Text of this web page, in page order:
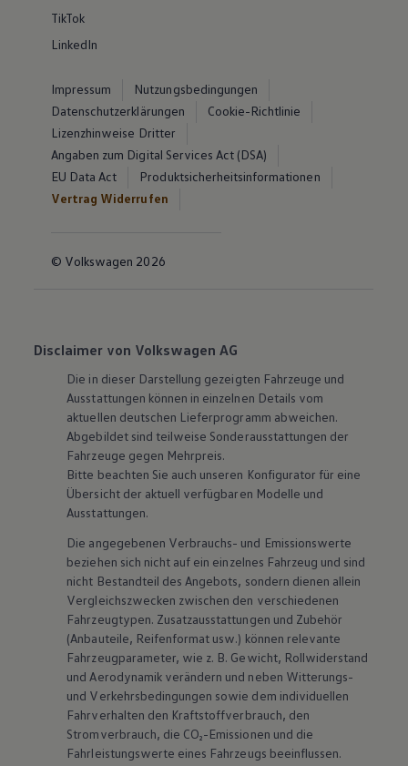
TikTok
LinkedIn
Impressum
Nutzungsbedingungen
Datenschutzerklärungen
Cookie-Richtlinie
Lizenzhinweise Dritter
Angaben zum Digital Services Act (DSA)
EU Data Act
Produktsicherheitsinformationen
Vertrag Widerrufen
© Volkswagen 2026
Disclaimer von Volkswagen AG
Die in dieser Darstellung gezeigten Fahrzeuge und
Ausstattungen können in einzelnen Details vom
aktuellen deutschen Lieferprogramm abweichen.
Abgebildet sind teilweise Sonderausstattungen der
Fahrzeuge gegen Mehrpreis.
Bitte beachten Sie auch unseren Konfigurator für eine
Übersicht der aktuell verfügbaren Modelle und
Ausstattungen.
Die angegebenen Verbrauchs- und Emissionswerte
beziehen sich nicht auf ein einzelnes Fahrzeug und sind
nicht Bestandteil des Angebots, sondern dienen allein
Vergleichszwecken zwischen den verschiedenen
Fahrzeugtypen. Zusatzausstattungen und Zubehör
(Anbauteile, Reifenformat usw.) können relevante
Fahrzeugparameter, wie z. B. Gewicht, Rollwiderstand
und Aerodynamik verändern und neben Witterungs-
und Verkehrsbedingungen sowie dem individuellen
Fahrverhalten den Kraftstoffverbrauch, den
Stromverbrauch, die CO₂-Emissionen und die
Fahrleistungswerte eines Fahrzeugs beeinflussen.